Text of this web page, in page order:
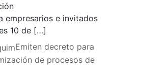
empresarios e invitados
10 de […]
Emiten decreto para
de procesos de